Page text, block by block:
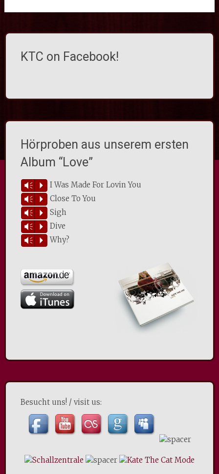
KTC on Facebook!
Hörproben aus unserem ersten
Album “Love”
Vm P I Was Made For Lovin You
Vm P Close To You
Vm P Sigh
Vm P Dive
Vm P Why?
Besucht uns! / visit us: